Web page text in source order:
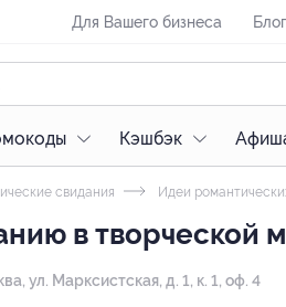
Для Вашего бизнеса Блог
Кэшбэк
свидания Идеи
в творческой
ул. Марксистская, д. 1, к. 1, оф. 4